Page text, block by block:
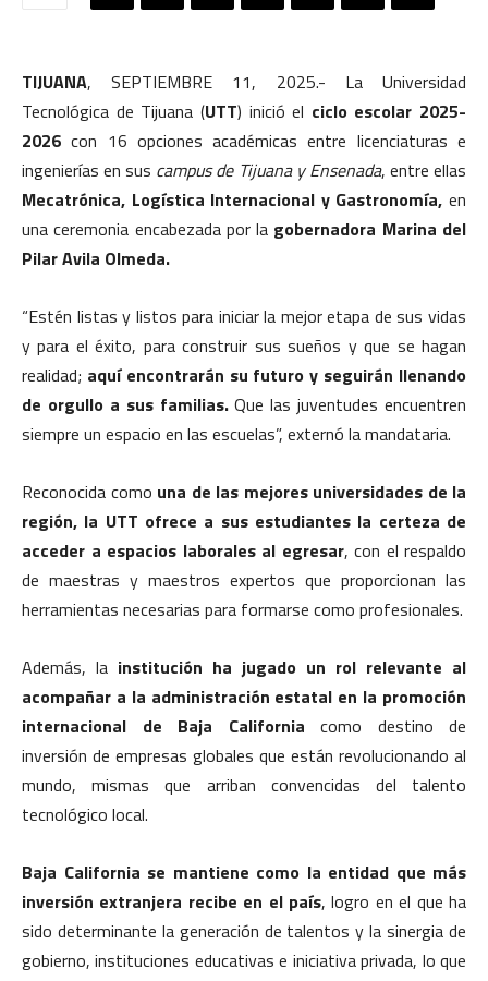
TIJUANA, SEPTIEMBRE 11, 2025.- La Universidad
Tecnológica de Tijuana (UTT) inició el ciclo escolar 2025-
2026 con 16 opciones académicas entre licenciaturas e
ingenierías en sus campus de Tijuana y Ensenada, entre ellas
Mecatrónica, Logística Internacional y Gastronomía, en
una ceremonia encabezada por la gobernadora Marina del
Pilar Avila Olmeda.
“Estén listas y listos para iniciar la mejor etapa de sus vidas
y para el éxito, para construir sus sueños y que se hagan
realidad; aquí encontrarán su futuro y seguirán llenando
de orgullo a sus familias.Que las juventudes encuentren
siempre un espacio en las escuelas”, externó la mandataria.
Reconocida como una de las mejores universidades de la
región, la UTT ofrece a sus estudiantes la certeza de
acceder a espacios laborales al egresar, con el respaldo
de maestras y maestros expertos que proporcionan las
herramientas necesarias para formarse como profesionales.
Además, la institución ha jugado un rol relevante al
acompañar a la administración estatal en la promoción
internacional de Baja California como destino de
inversión de empresas globales que están revolucionando al
mundo, mismas que arriban convencidas del talento
tecnológico local.
Baja California se mantiene como la entidad que más
inversión extranjera recibe en el país, logro en el que ha
sido determinante la generación de talentos y la sinergia de
gobierno, instituciones educativas e iniciativa privada, lo que